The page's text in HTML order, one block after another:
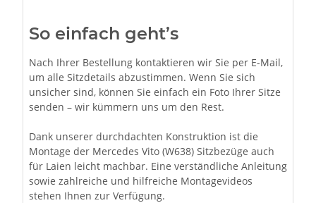
So einfach geht’s
Nach Ihrer Bestellung kontaktieren wir Sie per E-Mail,
um alle Sitzdetails abzustimmen. Wenn Sie sich
unsicher sind, können Sie einfach ein Foto Ihrer Sitze
senden – wir kümmern uns um den Rest.
Dank unserer durchdachten Konstruktion ist die
Montage der Mercedes Vito (W638) Sitzbezüge auch
für Laien leicht machbar. Eine verständliche Anleitung
sowie zahlreiche und hilfreiche Montagevideos
stehen Ihnen zur Verfügung.